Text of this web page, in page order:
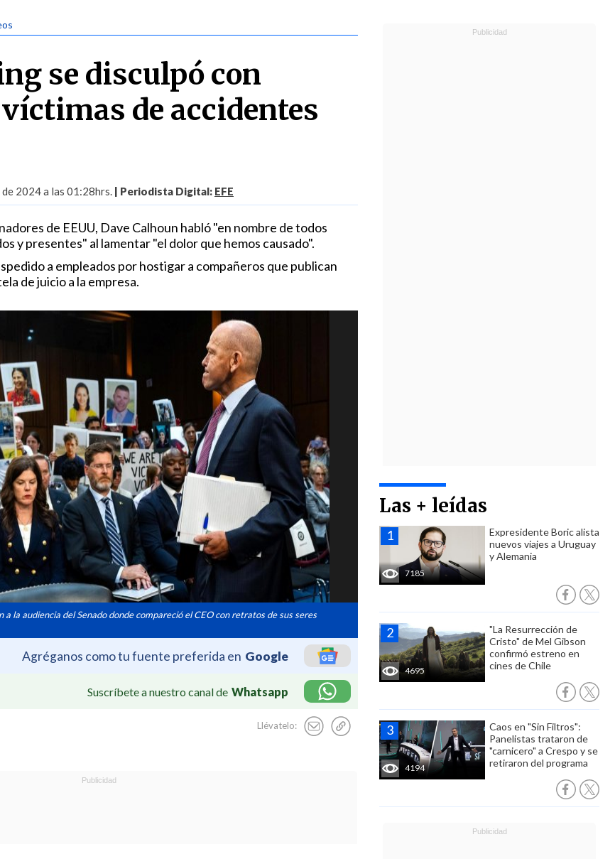
se disculpó con
de accidentes
2024 a las 01:28hrs. | Periodista Digital: EFE
de EEUU, Dave Calhoun habló "en nombre de todos
y presentes" al lamentar "el dolor que hemos causado".
a empleados por hostigar a compañeros que publican
de juicio a la empresa.
la audiencia del Senado donde compareció el CEO con retratos de sus seres
Agréganos como tu fuente preferida en Google
Suscríbete a nuestro canal de Whatsapp
Llévatelo:
Las + leídas
7185
Expresidente Boric alista
nuevos viajes a Uruguay
y Alemania
4695
"La Resurrección de
Cristo" de Mel Gibson
confirmó estreno en
cines de Chile
4194
Caos en "Sin Filtros":
Panelistas trataron de
"carnicero" a Crespo y se
retiraron del programa